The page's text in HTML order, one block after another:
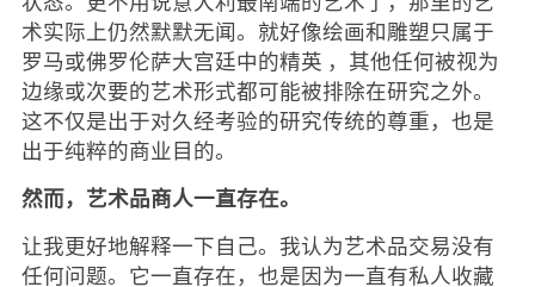
术实际上仍然默默无闻。就好像绘画和雕塑只属于
罗马或佛罗伦萨大宫廷中的精英 ，其他任何被视为
边缘或次要的艺术形式都可能被排除在研究之外。
这不仅是出于对久经考验的研究传统的尊重，也是
出于纯粹的商业目的。
然而，艺术品商人一直存在。
让我更好地解释一下自己。我认为艺术品交易没有
任何问题。它一直存在，也是因为一直有私人收藏